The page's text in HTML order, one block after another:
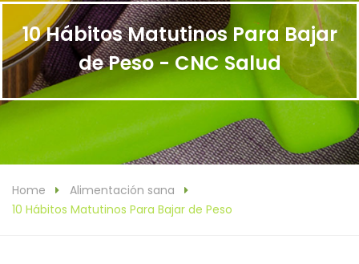
10 Hábitos Matutinos Para Bajar
de Peso - CNC Salud
Home
Alimentación sana
10 Hábitos Matutinos Para Bajar de Peso